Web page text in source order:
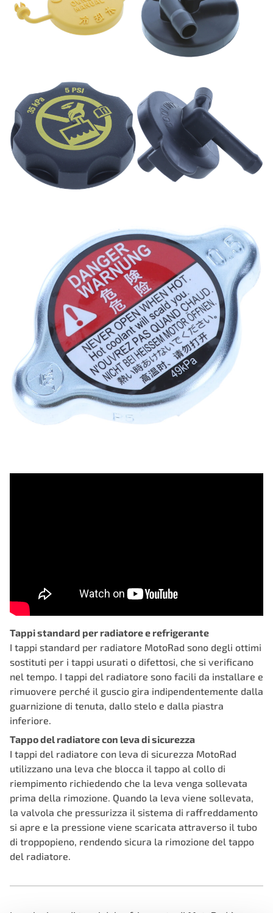
Tappi standard per radiatore e refrigerante
I tappi standard per radiatore MotoRad sono degli ottimi
sostituti per i tappi usurati o difettosi, che si verificano
nel tempo. I tappi del radiatore sono facili da installare e
rimuovere perché il guscio gira indipendentemente dalla
guarnizione di tenuta, dallo stelo e dalla piastra
inferiore.
Tappo del radiatore con leva di sicurezza
I tappi del radiatore con leva di sicurezza MotoRad
utilizzano una leva che blocca il tappo al collo di
riempimento richiedendo che la leva venga sollevata
prima della rimozione. Quando la leva viene sollevata,
la valvola che pressurizza il sistema di raffreddamento
si apre e la pressione viene scaricata attraverso il tubo
di troppopieno, rendendo sicura la rimozione del tappo
del radiatore.